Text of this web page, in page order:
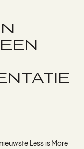
Less is More